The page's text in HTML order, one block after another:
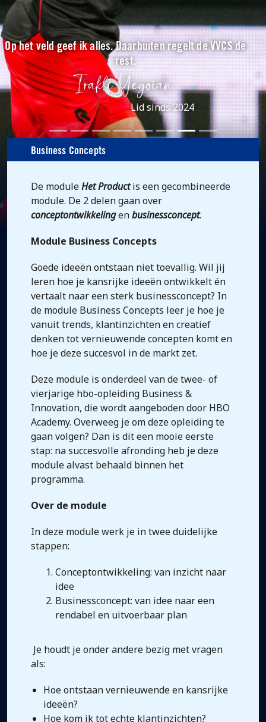
Op het veld geef ik alles. Daarbuiten regelt de VVCS de
rest.
Lid sinds 2024
Business Concepts
De moduleHet Productis een gecombineerde
module. De 2 delen gaan over
conceptontwikkelingenbusinessconcept.
Module Business Concepts
Goede ideeën ontstaan niet toevallig. Wil jij
leren hoe je kansrijke ideeën ontwikkelt én
vertaalt naar een sterk businessconcept? In
de module Business Concepts leer je hoe je
vanuit trends, klantinzichten en creatief
denken tot vernieuwende concepten komt en
hoe je deze succesvol in de markt zet.
Deze module is onderdeel van de twee- of
vierjarige hbo-opleiding Business &
Innovation, die wordt aangeboden door HBO
Academy. Overweeg je om deze opleiding te
gaan volgen? Dan is dit een mooie eerste
stap: na succesvolle afronding heb je deze
module alvast behaald binnen het
programma.
Over de module
In deze module werk je in twee duidelijke
stappen:
Conceptontwikkeling: van inzicht naar
idee
Businessconcept: van idee naar een
rendabel en uitvoerbaar plan
Je houdt je onder andere bezig met vragen
als:
Hoe ontstaan vernieuwende en kansrijke
ideeën?
Hoe kom ik tot echte klantinzichten?